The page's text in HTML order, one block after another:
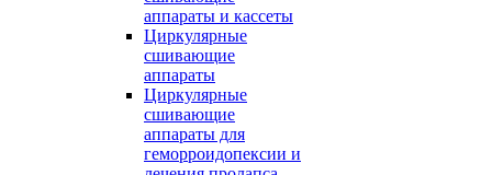
аппараты и кассеты
Циркулярные
сшивающие
аппараты
Циркулярные
сшивающие
аппараты для
геморроидопексии и